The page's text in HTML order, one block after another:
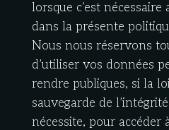
lorsque c’est
dans la présente
Nous nous réservons
d’utiliser vos données
rendre publiques, si la
sauvegarde de
nécessite, pour accéder